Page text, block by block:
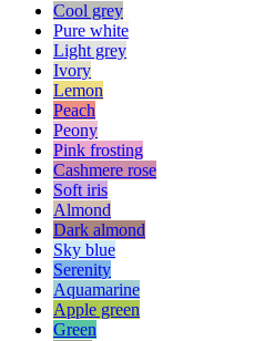
Cool grey
Pure white
Light grey
Ivory
Lemon
Peach
Peony
Pink frosting
Cashmere rose
Soft iris
Almond
Dark almond
Sky blue
Serenity
Aquamarine
Apple green
Green